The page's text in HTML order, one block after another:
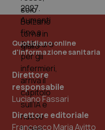
Quotidiano online
d'informazione sanitaria
Direttore
responsabile
Luciano Fassari
Direttore editoriale
Francesco Maria Avitto
_ga_KM60CM4NPH